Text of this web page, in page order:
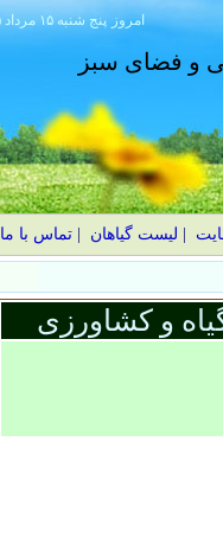
۱۴۰۵ پنج شنبه ۱۵ مرداد امروز
و فضای سبز
لیست گیاهان |تماس با ما
و کشاورزی